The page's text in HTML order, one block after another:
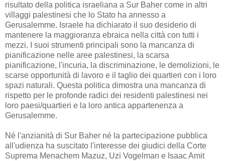
risultato della politica israeliana a Sur Baher come in altri
villaggi palestinesi che lo Stato ha annesso a
Gerusalemme. Israele ha dichiarato il suo desiderio di
mantenere la maggioranza ebraica nella città con tutti i
mezzi. I suoi strumenti principali sono la mancanza di
pianificazione nelle aree palestinesi, la scarsa
pianificazione, l'incuria, la discriminazione, le demolizioni, le
scarse opportunità di lavoro e il taglio dei quartieri con i loro
spazi naturali. Questa politica dimostra una mancanza di
rispetto per le profonde radici dei residenti palestinesi nei
loro paesi/quartieri e la loro antica appartenenza a
Gerusalemme.
Né l'anzianità di Sur Baher né la partecipazione pubblica
all'udienza ha suscitato l'interesse dei giudici della Corte
Suprema Menachem Mazuz, Uzi Vogelman e Isaac Amit